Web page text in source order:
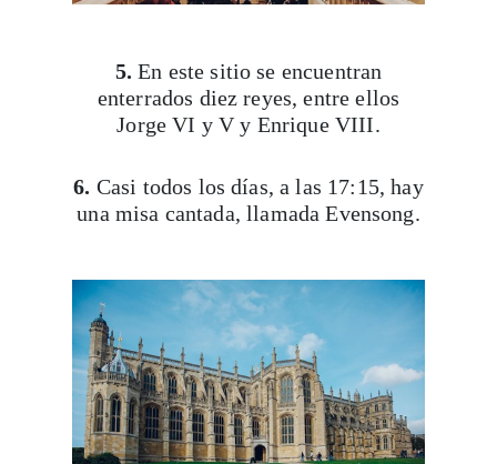
5. En este sitio se encuentran
enterrados diez reyes, entre ellos
Jorge VI y V y Enrique VIII.
6. Casi todos los días, a las 17:15, hay
una misa cantada, llamada Evensong.